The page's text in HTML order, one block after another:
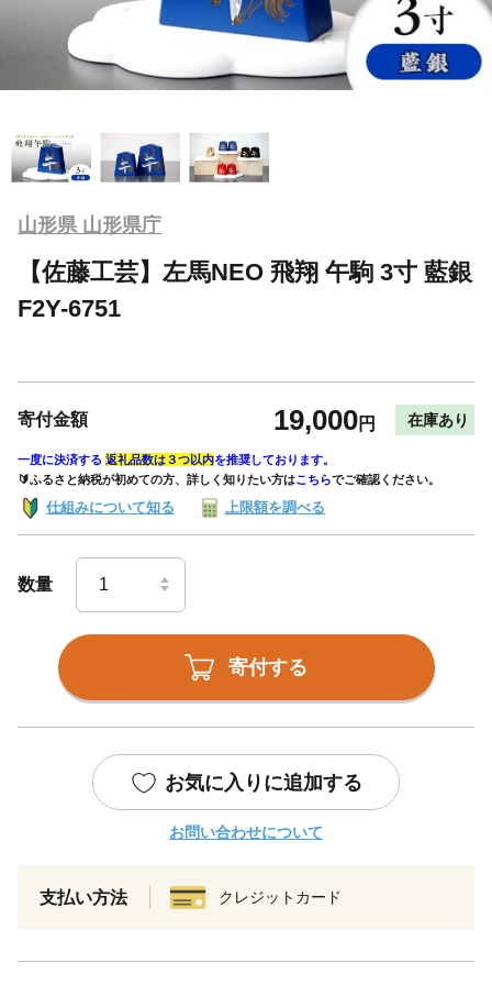
山形県 山形県庁
【佐藤工芸】左馬NEO 飛翔 午駒 3寸 藍銀
F2Y-6751
寄付金額 19,000円 在庫あり
一度に決済する 返礼品数は３つ以内を推奨しております。
🔰ふるさと納税が初めての方、詳しく知りたい方はこちらでご確認ください。
仕組みについて知る 上限額を調べる
数量
寄付する
お気に入りに追加する
お問い合わせについて
支払い方法 クレジットカード